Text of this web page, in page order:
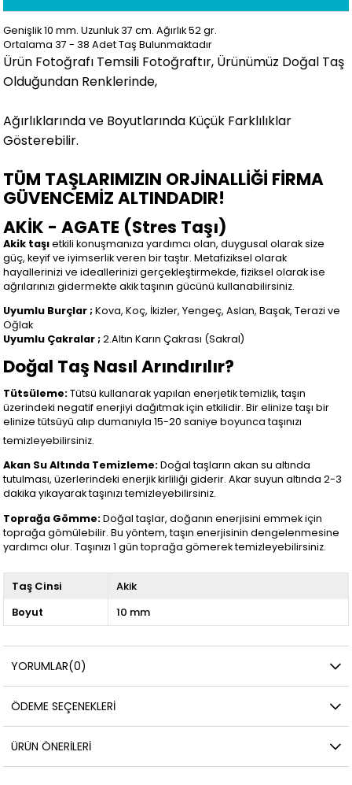
Genişlik 10 mm. Uzunluk 37 cm. Ağırlık 52 gr.
Ortalama 37 - 38 Adet Taş Bulunmaktadır
Ürün Fotoğrafı Temsili Fotoğraftır, Ürünümüz Doğal Taş
Olduğundan Renklerinde,
Ağırlıklarında ve Boyutlarında Küçük Farklılıklar
Gösterebilir.
TÜM TAŞLARIMIZIN ORJİNALLİĞİ FİRMA
GÜVENCEMİZ ALTINDADIR!
AKİK - AGATE (Stres Taşı)
Akik taşıetkili konuşmanıza yardımcı olan, duygusal olarak size
güç, keyif ve iyimserlik veren bir taştır. Metafiziksel olarak
hayallerinizi ve ideallerinizi gerçekleştirmekde, fiziksel olarak ise
ağrılarınızı gidermekte akik taşının gücünü kullanabilirsiniz.
Uyumlu Burçlar ;Kova, Koç, İkizler, Yengeç, Aslan, Başak, Terazi ve
Oğlak
Uyumlu Çakralar ;2.Altın Karın Çakrası (Sakral)
Doğal Taş Nasıl Arındırılır?
Tütsüleme:Tütsü kullanarak yapılan enerjetik temizlik, taşın
üzerindeki negatif enerjiyi dağıtmak için etkilidir. Bir elinize taşı bir
elinize tütsüyü alıp dumanıyla 15-20 saniye boyunca taşınızı
temizleyebilirsiniz.
Akan Su Altında Temizleme:Doğal taşların akan su altında
tutulması, üzerlerindeki enerjik kirliliği giderir. Akar suyun altında 2-3
dakika yıkayarak taşınızı temizleyebilirsiniz.
Toprağa Gömme:Doğal taşlar, doğanın enerjisini emmek için
toprağa gömülebilir. Bu yöntem, taşın enerjisinin dengelenmesine
yardımcı olur. Taşınızı 1 gün toprağa gömerek temizleyebilirsiniz.
Taş Cinsi
Akik
Boyut
10 mm
YORUMLAR(0)
ÖDEME SEÇENEKLERI
ÜRÜN ÖNERILERI